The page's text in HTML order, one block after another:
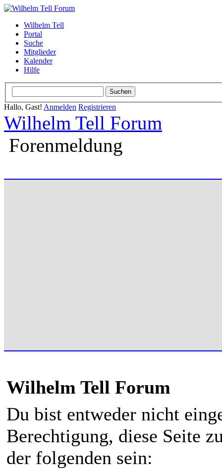
Wilhelm Tell
Portal
Suche
Mitglieder
Kalender
Hilfe
Hallo, Gast! Anmelden Registrieren
Wilhelm Tell Forum
Forenmeldung
Wilhelm Tell Forum
Du bist entweder nicht
Berechtigung, diese Seite
der folgenden sein: